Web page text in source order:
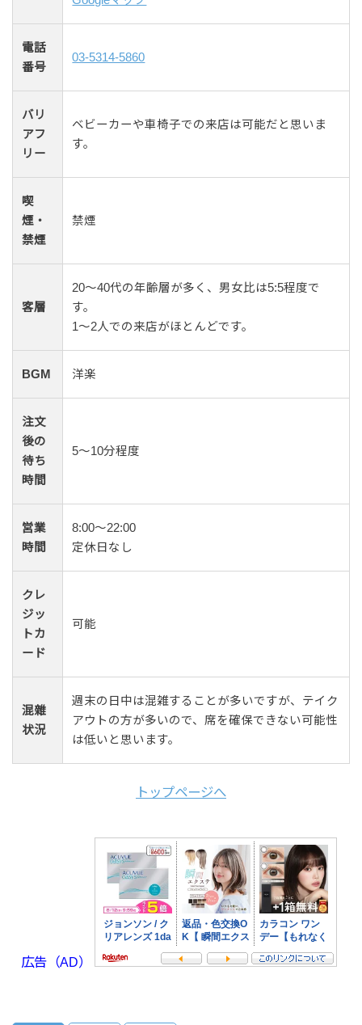
電話
番号
03-5314-5860
バリ
アフ
リー
ベビーカーや車椅子での来店は可能だと思いま
す。
喫
煙・
禁煙
禁煙
客層
20〜40代の年齢層が多く、男女比は5:5程度で
す。
1〜2人での来店がほとんどです。
BGM 洋楽
注文
後の
待ち
時間
5〜10分程度
営業
時間
8:00～22:00
定休日なし
クレ
ジッ
トカ
ード
可能
混雜
状況
週末の日中は混雑することが多いですが、テイク
アウトの方が多いので、席を確保できない可能性
は低いと思います。
トップページへ
広告（AD）